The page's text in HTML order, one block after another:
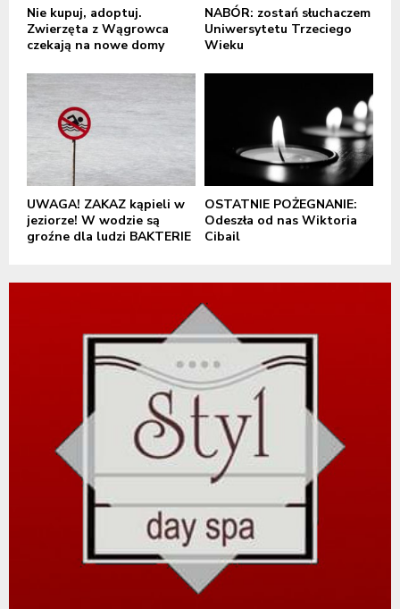
Nie kupuj, adoptuj.
Zwierzęta z Wągrowca
czekają na nowe domy
NABÓR: zostań słuchaczem
Uniwersytetu Trzeciego
Wieku
UWAGA! ZAKAZ kąpieli w
jeziorze! W wodzie są
groźne dla ludzi BAKTERIE
OSTATNIE POŻEGNANIE:
Odeszła od nas Wiktoria
Cibail